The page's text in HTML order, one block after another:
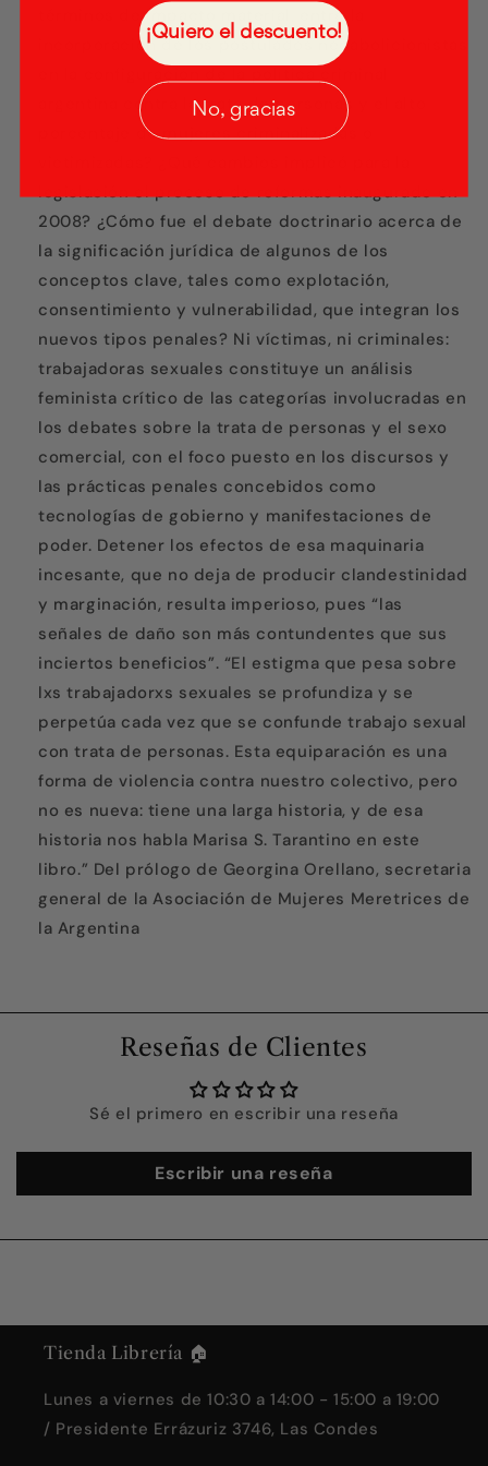
términos de impacto material, entre la
incorporación de los postulados neoabolicionistas
argentina contra la trata de personas y el alto
porcentaje de mujeres criminalizadas o
legislación el proceso de reformas inaugurado en
2008? ¿Cómo fue el debate doctrinario acerca de
la significación jurídica de algunos de los
conceptos clave, tales como explotación,
consentimiento y vulnerabilidad, que integran los
nuevos tipos penales? Ni víctimas, ni criminales:
trabajadoras sexuales constituye un análisis
feminista crítico de las categorías involucradas en
los debates sobre la trata de personas y el sexo
comercial, con el foco puesto en los discursos y
las prácticas penales concebidos como
tecnologías de gobierno y manifestaciones de
poder. Detener los efectos de esa maquinaria
incesante, que no deja de producir clandestinidad
y marginación, resulta imperioso, pues “las
señales de daño son más contundentes que sus
inciertos beneficios”. “El estigma que pesa sobre
lxs trabajadorxs sexuales se profundiza y se
perpetúa cada vez que se confunde trabajo sexual
con trata de personas. Esta equiparación es una
forma de violencia contra nuestro colectivo, pero
no es nueva: tiene una larga historia, y de esa
historia nos habla Marisa S. Tarantino en este
libro.” Del prólogo de Georgina Orellano, secretaria
general de la Asociación de Mujeres Meretrices de
la Argentina
Reseñas de Clientes
Sé el primero en escribir una reseña
Escribir una reseña
Tienda Librería 🏠
Lunes a viernes de 10:30 a 14:00 - 15:00 a 19:00
/ Presidente Errázuriz 3746, Las Condes
¡Quiero el descuento!
No, gracias